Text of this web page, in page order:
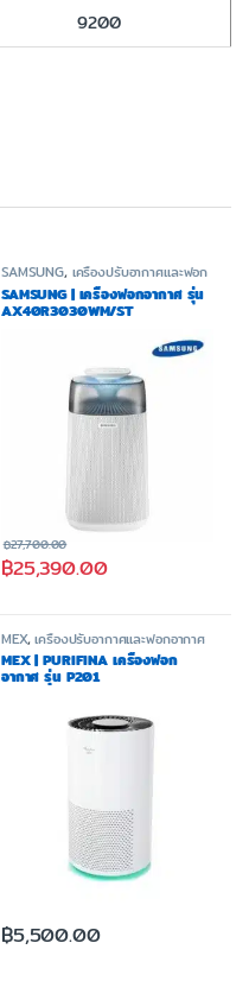
SAMSUNG, เครื่องปรับอากาศและฟอก
อากาศ
SAMSUNG | เครื่องฟอกอากาศ รุ่น
AX40R3030WM/ST
฿25,390.00
฿27,700.00
MEX,เครื่องปรับอากาศและฟอกอากาศ
MEX | PURIFINA เครื่องฟอก
อากาศ รุ่น P201
฿5,500.00
9200